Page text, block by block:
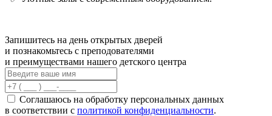
Запишитесь на день открытых дверей
и познакомьтесь с преподователями
и преимуществами нашего детского центра
Соглашаюсь на обработку персональных данных
в соответствии с политикой конфиденциальности.